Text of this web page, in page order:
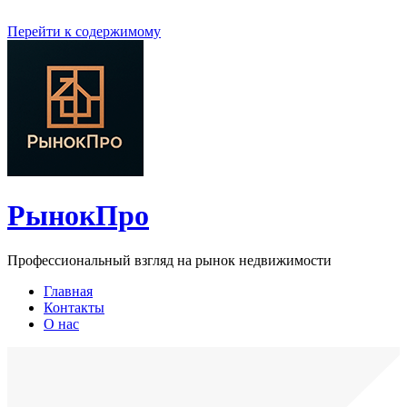
Перейти к содержимому
РынокПро
Профессиональный взгляд на рынок недвижимости
Главная
Контакты
О нас